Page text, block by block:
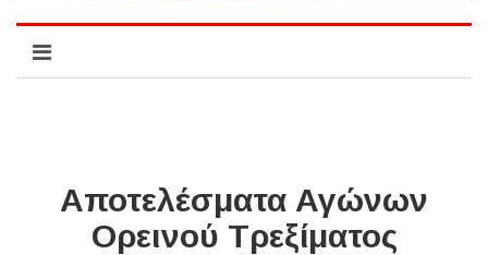
Αποτελέσματα Αγώνων
Ορεινού Τρεξίματος